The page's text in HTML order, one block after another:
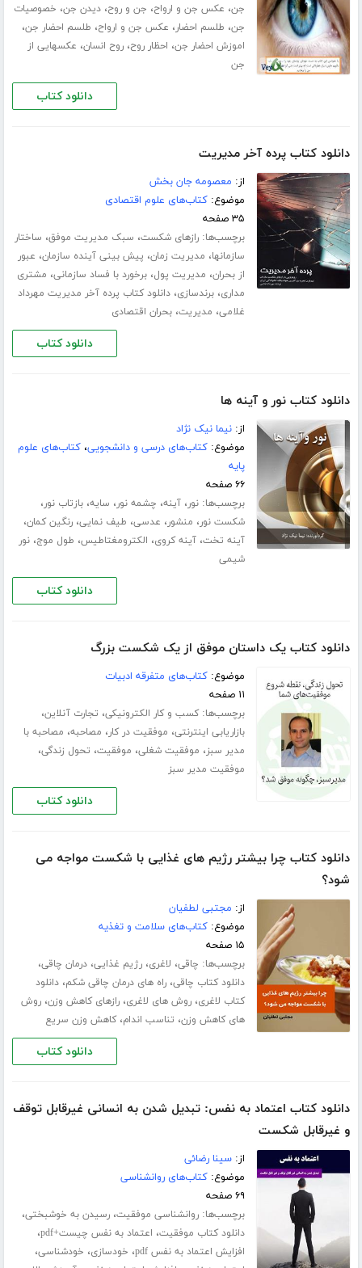
جن، عکس جن و ارواح، جن و روح،دیدن جن، خصوصیات
جن، طلسم احضار، عکس جن و ارواح، طلسم احضار جن،
اموزش احضار جن، احظار روح،روح انسان، عکسهایی از
جن
دانلود کتاب
دانلود کتاب پرده آخر مدیریت
از: معصومه جان بخش
موضوع:کتاب‌های علوم اقتصادی
۳۵ صفحه
برچسب‌ها:رازهای شکست، سبک مدیریت موفق، ساختار
سازمانها، مدیریت زمان، پیش بینی آینده سازمان، عبور
از بحران، مدیریت پول،برخورد با فساد سازمانی، مشتری
مداری،برندسازی،دانلود کتاب پرده آخر مدیریت مهرداد
غلامی، مدیریت،بحران اقتصادی
دانلود کتاب
دانلود کتاب نور و آینه ها
از:نیما نیک نژاد
موضوع:کتاب‌های درسی و دانشجویی،کتاب‌های علوم
پایه
۶۶ صفحه
برچسب‌ها:نور،آینه، چشمه نور، سایه،بازتاب نور،
شکست نور، منشور، عدسی، طیف نمایی،رنگین کمان،
آینه تخت،آینه کروی، الکترومغتاطیس، طول موج،نور
شیمی
دانلود کتاب
دانلود کتاب یک داستان موفق از یک شکست بزرگ
موضوع:کتاب‌های متفرقه ادبیات
۱۱ صفحه
برچسب‌ها:کسب و کار الکترونیکی، تجارت آنلاین،
بازاریابی اینترنتی، موفقیت در کار، مصاحبه، مصاحبه با
مدیر سبز، موفقیت شغلی، موفقیت، تحول زندگی،
موفقیت مدیر سبز
دانلود کتاب
دانلود کتاب چرا بیشتر رژیم های غذایی با شکست مواجه می
شود؟
از: مجتبی لطفیان
موضوع:کتاب‌های سلامت و تغذیه
۱۵ صفحه
برچسب‌ها: چاقی، لاغری،رژیم غذایی،درمان چاقی،
دانلود کتاب چاقی،راه های درمان چاقی شکم،دانلود
کتاب لاغری،روش های لاغری،رازهای کاهش وزن،روش
های کاهش وزن، تناسب اندام،کاهش وزن سریع
دانلود کتاب
دانلود کتاب اعتماد به نفس: تبدیل شدن به انسانی غیرقابل توقف
و غیرقابل شکست
از:سینا رضائی
موضوع:کتاب‌های روانشناسی
۶۹ صفحه
برچسب‌ها:روانشناسی موفقیت،رسیدن به خوشبختی،
دانلود کتاب موفقیت، اعتماد به نفس چیست+pdf ،
افزایش اعتماد به نفس pdf ، خودسازی، خودشناسی،